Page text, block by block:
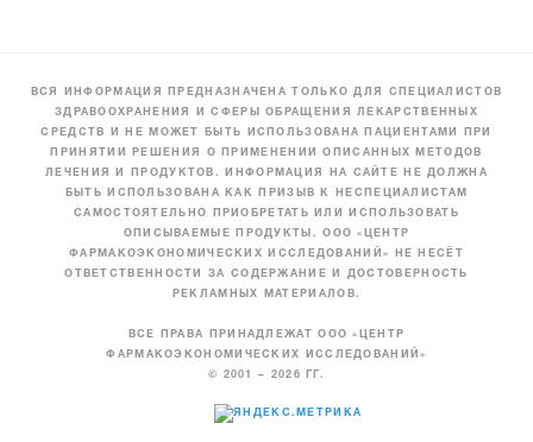
ВСЯ ИНФОРМАЦИЯ ПРЕДНАЗНАЧЕНА ТОЛЬКО ДЛЯ СПЕЦИАЛИСТОВ
ЗДРАВООХРАНЕНИЯ И СФЕРЫ ОБРАЩЕНИЯ ЛЕКАРСТВЕННЫХ
СРЕДСТВ И НЕ МОЖЕТ БЫТЬ ИСПОЛЬЗОВАНА ПАЦИЕНТАМИ ПРИ
ПРИНЯТИИ РЕШЕНИЯ О ПРИМЕНЕНИИ ОПИСАННЫХ МЕТОДОВ
ЛЕЧЕНИЯ И ПРОДУКТОВ. ИНФОРМАЦИЯ НА САЙТЕ НЕ ДОЛЖНА
БЫТЬ ИСПОЛЬЗОВАНА КАК ПРИЗЫВ К НЕСПЕЦИАЛИСТАМ
САМОСТОЯТЕЛЬНО ПРИОБРЕТАТЬ ИЛИ ИСПОЛЬЗОВАТЬ
ОПИСЫВАЕМЫЕ ПРОДУКТЫ. ООО «ЦЕНТР
ФАРМАКОЭКОНОМИЧЕСКИХ ИССЛЕДОВАНИЙ» НЕ НЕСЁТ
ОТВЕТСТВЕННОСТИ ЗА СОДЕРЖАНИЕ И ДОСТОВЕРНОСТЬ
РЕКЛАМНЫХ МАТЕРИАЛОВ.
ВСЕ ПРАВА ПРИНАДЛЕЖАТ ООО «ЦЕНТР
ФАРМАКОЭКОНОМИЧЕСКИХ ИССЛЕДОВАНИЙ»
© 2001 – 2026 ГГ.